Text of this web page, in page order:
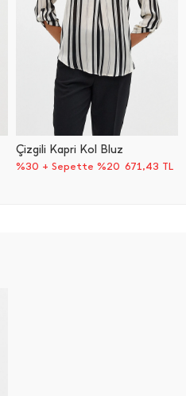
Çizgili Kapri Kol Bluz
%30 + Sepette %20 671,43 TL